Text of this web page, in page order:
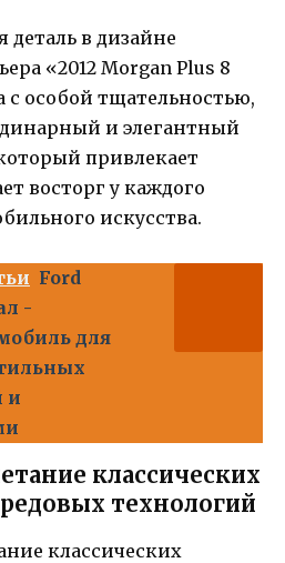
деталь в дизайне
«2012 Morgan Plus 8
с особой тщательностью,
и элегантный
привлекает
восторг у каждого
искусства.
Ford
-
для
и
классических
технологий